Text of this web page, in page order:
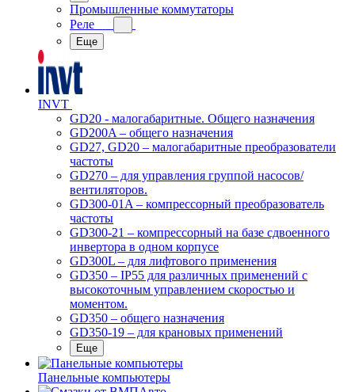
Промышленные коммутаторы
Реле
Еще
INVT
GD20 - малогабаритные. Общего назначения
GD200A – общего назначения
GD27, GD20 – малогабаритные преобразователи
частоты
GD270 – для управления группой насосов/
вентиляторов.
GD300-01A – компрессорный преобразователь
частоты
GD300-21 – компрессорный на базе сдвоенного
инвертора в одном корпусе
GD300L – для лифтового применения
GD350 – IP55 для различных применений с
высокоточным управлением скоростью и
моментом.
GD350 – общего назначения
GD350-19 – для крановых применений
Еще
Панельные компьютеры